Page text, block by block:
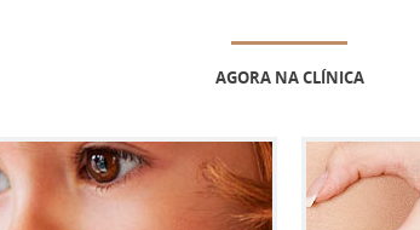
AGORA NA CLÍNICA